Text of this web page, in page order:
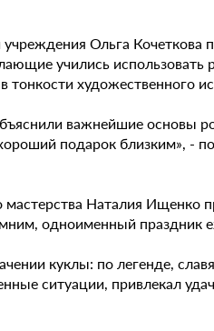
Ольга Кочеткова
учились использовать
художественного
важнейшие основы
подарок близким», -
Наталия Ищенко
одноименный праздник
куклы: по легенде,
ситуации, привлекал